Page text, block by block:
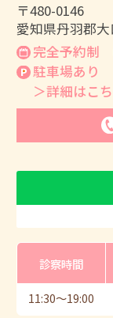
〒480-0146
愛知県丹羽郡
完全予約制
駐車場あり
＞詳細はこ
診察時間
11:30〜19:00